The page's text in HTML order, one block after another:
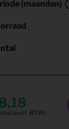
(maanden)